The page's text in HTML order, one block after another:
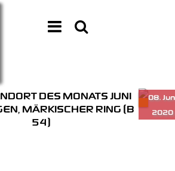
DES MONATS JUNI
MÄRKISCHER RING (B
54)